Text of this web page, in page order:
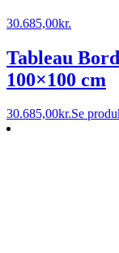
30.685,00kr.
Tableau
100×100 cm
30.685,00kr.Se